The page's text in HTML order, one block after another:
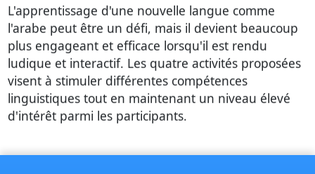
L'apprentissage d'une nouvelle langue comme
l'arabe peut être un défi, mais il devient beaucoup
plus engageant et efficace lorsqu'il est rendu
ludique et interactif. Les quatre activités proposées
visent à stimuler différentes compétences
linguistiques tout en maintenant un niveau élevé
d'intérêt parmi les participants.